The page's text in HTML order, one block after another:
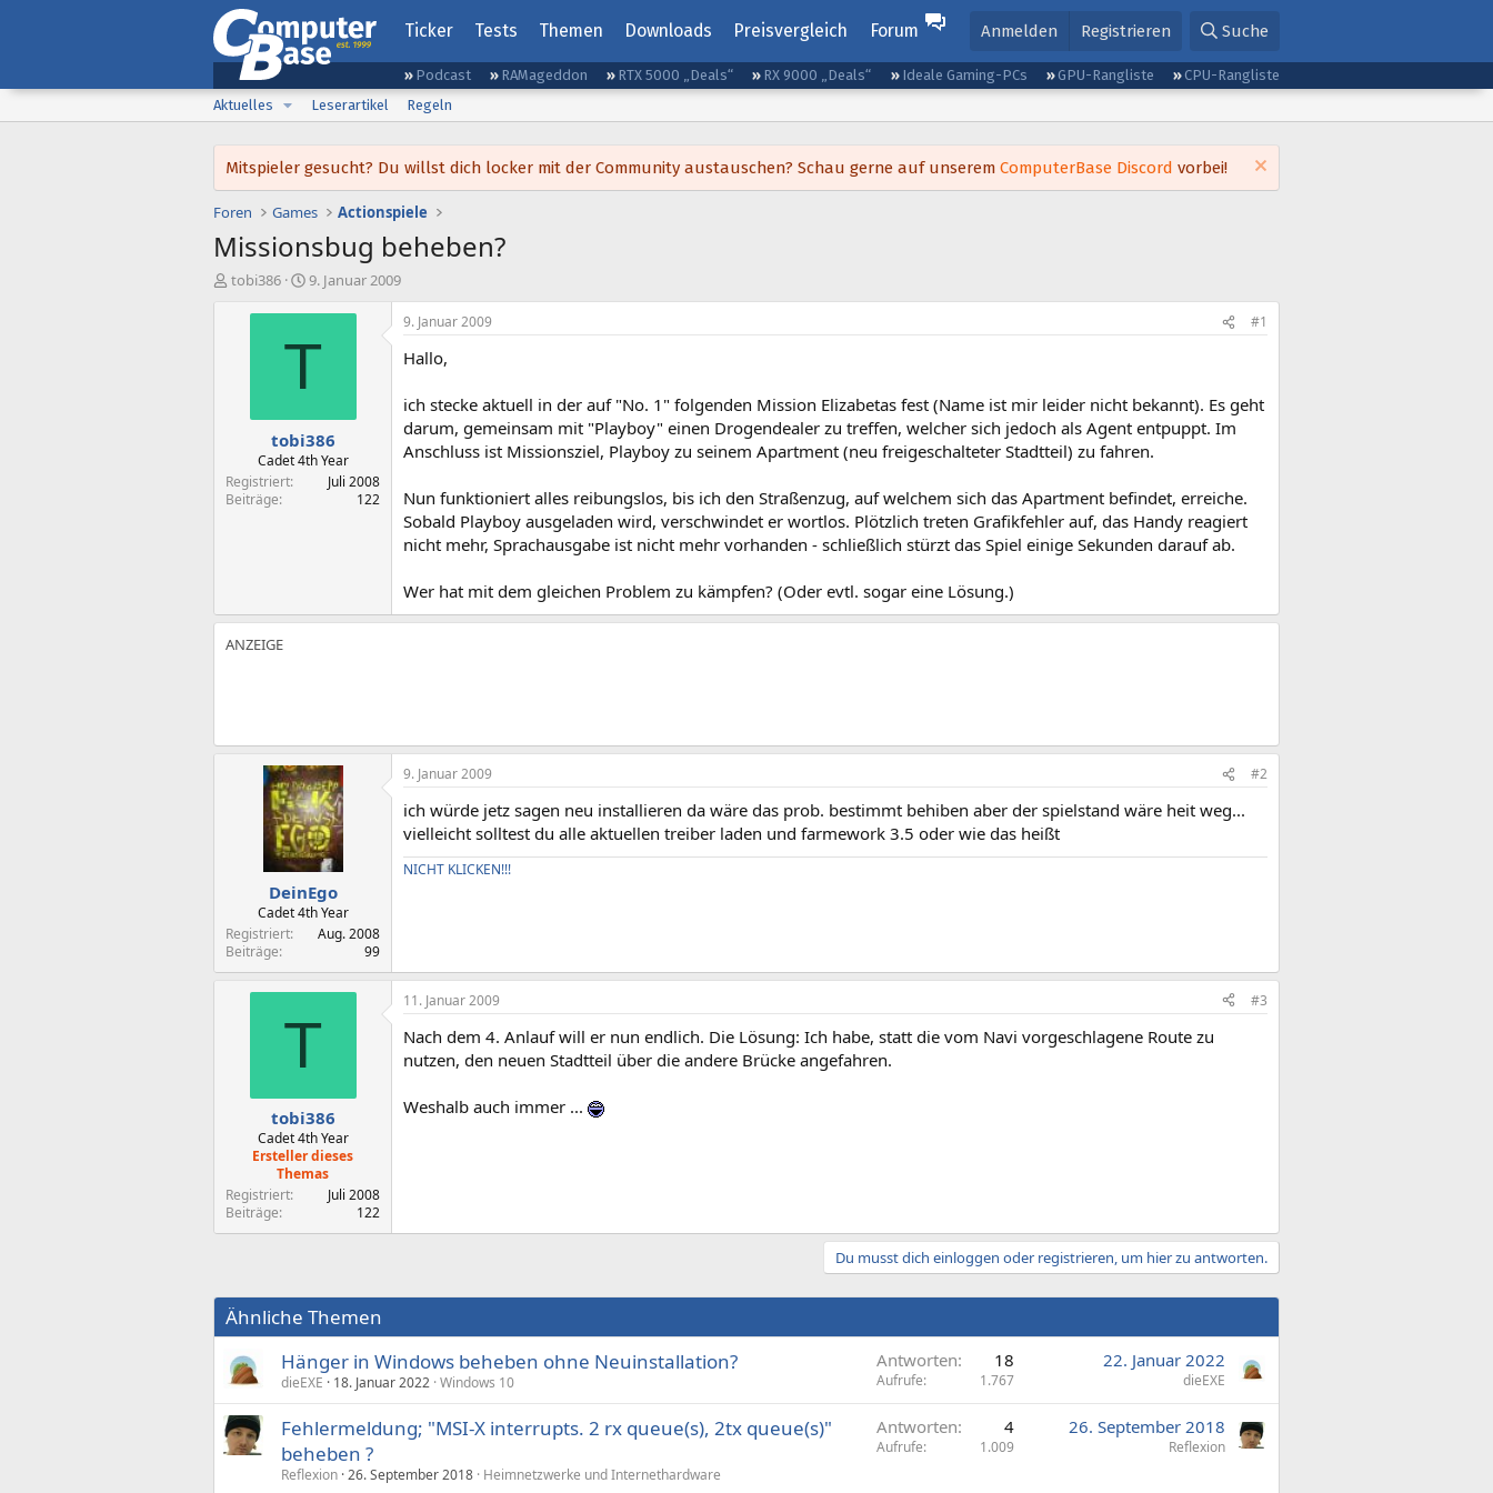
Ticker Tests Themen Downloads Preisvergleich Forum Anmelden Registrieren Suche
Podcast RAMageddon RTX 5000 „Deals“ RX 9000 „Deals“ Ideale Gaming-PCs GPU-Rangliste
CPU-Rangliste
Aktuelles
Leserartikel Regeln
Mitspieler gesucht? Du willst dich locker mit der Community austauschen? Schau gerne auf unserem ComputerBase Discord vorbei!
Foren Games Actionspiele
Missionsbug beheben?
E
tobi386
E
s
t
a
m
9. Januar 2009
T
tobi386
Cadet 4th Year
Registriert
Juli 2008
Beiträge
122
9. Januar 2009 #1
Hallo,
ich stecke aktuell in der auf "No. 1" folgenden Mission Elizabetas fest (Name ist mir leider nicht bekannt). Es geht
darum, gemeinsam mit "Playboy" einen Drogendealer zu treffen, welcher sich jedoch als Agent entpuppt. Im
Anschluss ist Missionsziel, Playboy zu seinem Apartment (neu freigeschalteter Stadtteil) zu fahren.
Nun funktioniert alles reibungslos, bis ich den Straßenzug, auf welchem sich das Apartment befindet, erreiche.
Sobald Playboy ausgeladen wird, verschwindet er wortlos. Plötzlich treten Grafikfehler auf, das Handy reagiert
nicht mehr, Sprachausgabe ist nicht mehr vorhanden - schließlich stürzt das Spiel einige Sekunden darauf ab.
Wer hat mit dem gleichen Problem zu kämpfen? (Oder evtl. sogar eine Lösung.)
DeinEgo
Cadet 4th Year
Registriert
Aug. 2008
Beiträge
99
9. Januar 2009 #2
ich würde jetz sagen neu installieren da wäre das prob. bestimmt behiben aber der spielstand wäre heit weg...
vielleicht solltest du alle aktuellen treiber laden und farmework 3.5 oder wie das heißt
NICHT KLICKEN!!!
T
tobi386
Cadet 4th Year
Ersteller dieses
Themas
Registriert
Juli 2008
Beiträge
122
11. Januar 2009 #3
Nach dem 4. Anlauf will er nun endlich. Die Lösung: Ich habe, statt die vom Navi vorgeschlagene Route zu
nutzen, den neuen Stadtteil über die andere Brücke angefahren.
Weshalb auch immer ...
Du musst dich einloggen oder registrieren, um hier zu antworten.
Ähnliche Themen
Hänger in Windows beheben ohne Neuinstallation?
dieEXE 18. Januar 2022 Windows 10
Antworten 18
Aufrufe 1.767
22. Januar 2022
dieEXE
Fehlermeldung; "MSI-X interrupts. 2 rx queue(s), 2tx queue(s)"
beheben ?
Reflexion 26. September 2018 Heimnetzwerke und Internethardware
Antworten 4
Aufrufe 1.009
26. September 2018
Reflexion